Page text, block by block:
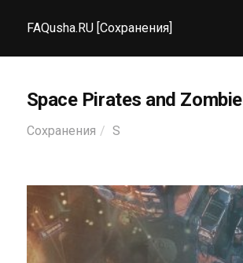
FAQusha.RU [Сохранения]
Space Pirates and
Сохранения S